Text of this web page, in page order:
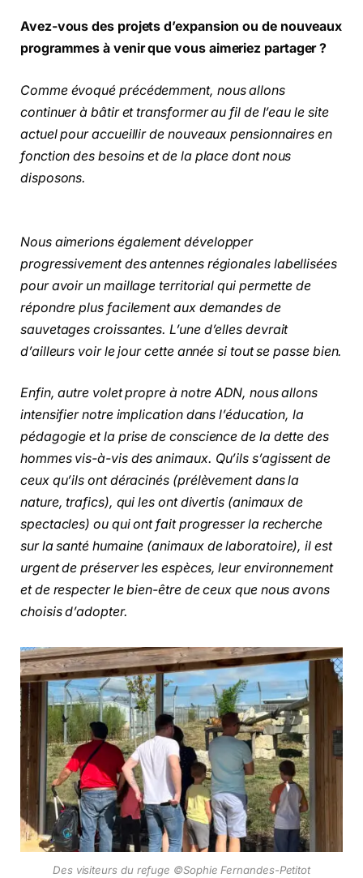
Avez-vous des projets d’expansion ou de nouveaux
programmes à venir que vous aimeriez partager ?
Comme évoqué précédemment, nous allons
continuer à bâtir et transformer au fil de l’eau le site
actuel pour accueillir de nouveaux pensionnaires en
fonction des besoins et de la place dont nous
disposons.
Nous aimerions également développer
progressivement des antennes régionales labellisées
pour avoir un maillage territorial qui permette de
répondre plus facilement aux demandes de
sauvetages croissantes. L’une d’elles devrait
d’ailleurs voir le jour cette année si tout se passe bien.
Enfin, autre volet propre à notre ADN, nous allons
intensifier notre implication dans l’éducation, la
pédagogie et la prise de conscience de la dette des
hommes vis-à-vis des animaux. Qu’ils s’agissent de
ceux qu’ils ont déracinés (prélèvement dans la
nature, trafics), qui les ont divertis (animaux de
spectacles) ou qui ont fait progresser la recherche
sur la santé humaine (animaux de laboratoire), il est
urgent de préserver les espèces, leur environnement
et de respecter le bien-être de ceux que nous avons
choisis d’adopter.
Des visiteurs du refuge ©Sophie Fernandes-Petitot